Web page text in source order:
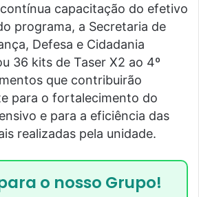
capacitação do efetivo
programa, a Secretaria de
Defesa e Cidadania
36 kits de Taser X2 ao 4º
que contribuirão
para o fortalecimento do
e para a eficiência das
realizadas pela unidade.
o nosso Grupo!